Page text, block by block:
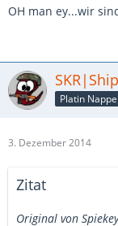
OH man ey...wir
Platin
3. Dezember 2014
Zitat
Original von Spiekey